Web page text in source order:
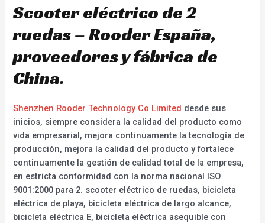
Scooter eléctrico de 2
ruedas – Rooder España,
proveedores y fábrica de
China.
Shenzhen Rooder Technology Co Limited desde sus
inicios, siempre considera la calidad del producto como
vida empresarial, mejora continuamente la tecnología de
producción, mejora la calidad del producto y fortalece
continuamente la gestión de calidad total de la empresa,
en estricta conformidad con la norma nacional ISO
9001:2000 para 2. scooter eléctrico de ruedas, bicicleta
eléctrica de playa, bicicleta eléctrica de largo alcance,
bicicleta eléctrica E, bicicleta eléctrica asequible con